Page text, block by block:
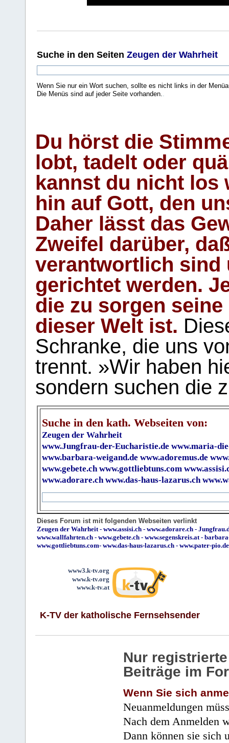
Suche in den Seiten Zeugen der Wahrheit
Wenn Sie nur ein Wort suchen, sollte es nicht links in der
Die Menüs sind auf jeder Seite vorhanden.
Du hörst die
lobt, tadelt oder
kannst du nicht los
hin auf Gott, den
Daher lässt das
Zweifel darüber,
verantwortlich sind
gerichtet werden.
die zu sorgen
dieser Welt ist.
Schranke, die uns
trennt. »Wir haben
sondern suchen die
Suche in den kath. Webseiten von:
Zeugen der Wahrheit
www.Jungfrau-der-Eucharistie.de www.maria-
www.barbara-weigand.de www.adoremus.de
www.gebete.ch www.gottliebtuns.com
www.adorare.ch www.das-haus-lazarus.ch
Dieses Forum ist mit folgenden Webseiten verlinkt
Zeugen der Wahrheit - www.assisi.ch - www.adorare.ch -
www.wallfahrten.ch - www.gebete.ch - www.segenskreis.at -
www.gottliebtuns.com- www.das-haus-lazarus.ch - www.pater-pio.de
www3.k-tv.org
www.k-tv.org
www.k-tv.at
K-TV der katholische Fernsehsender
Nur
Beiträge im
Wenn Sie sich
Neuanmeldungen
Nach dem Anmelden
Dann können sie sich